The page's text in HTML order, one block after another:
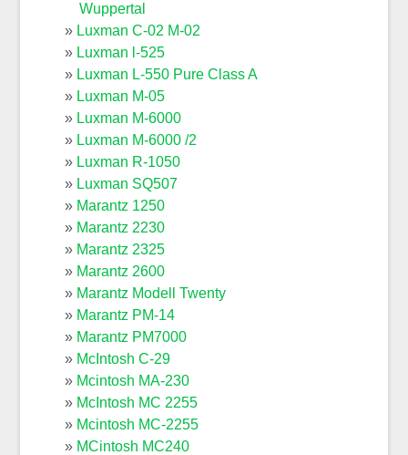
Wuppertal
Luxman C-02 M-02
Luxman l-525
Luxman L-550 Pure Class A
Luxman M-05
Luxman M-6000
Luxman M-6000 /2
Luxman R-1050
Luxman SQ507
Marantz 1250
Marantz 2230
Marantz 2325
Marantz 2600
Marantz Modell Twenty
Marantz PM-14
Marantz PM7000
McIntosh C-29
Mcintosh MA-230
McIntosh MC 2255
Mcintosh MC-2255
MCintosh MC240